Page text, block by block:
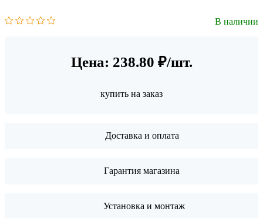
В наличии
Цена: 238.80 ₽/шт.
купить на заказ
Доставка и оплата
Гарантия магазина
Установка и монтаж